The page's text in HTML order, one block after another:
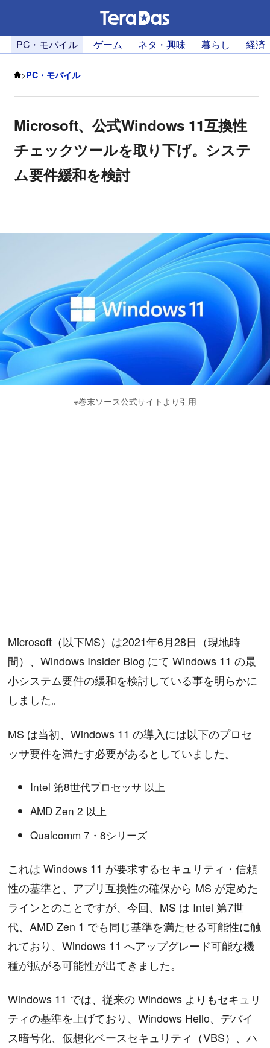
PC・モバイル ゲーム ネタ・興味 暮らし 経済
>PC・モバイル
Microsoft、公式Windows 11互換性
チェックツールを取り下げ。システ
ム要件緩和を検討
※巻末ソース公式サイトより引用
Microsoft（以下MS）は2021年6月28日（現地時
間）、Windows Insider Blog にて Windows 11 の最
小システム要件の緩和を検討している事を明らかに
しました。
MS は当初、Windows 11 の導入には以下のプロセ
ッサ要件を満たす必要があるとしていました。
Intel 第8世代プロセッサ 以上
AMD Zen 2 以上
Qualcomm 7・8シリーズ
これは Windows 11 が要求するセキュリティ・信頼
性の基準と、アプリ互換性の確保から MS が定めた
ラインとのことですが、今回、MS は Intel 第7世
代、AMD Zen 1 でも同じ基準を満たせる可能性に触
れており、Windows 11 へアップグレード可能な機
種が拡がる可能性が出てきました。
Windows 11 では、従来の Windows よりもセキュリ
ティの基準を上げており、Windows Hello、デバイ
ス暗号化、仮想化ベースセキュリティ（VBS）、ハ